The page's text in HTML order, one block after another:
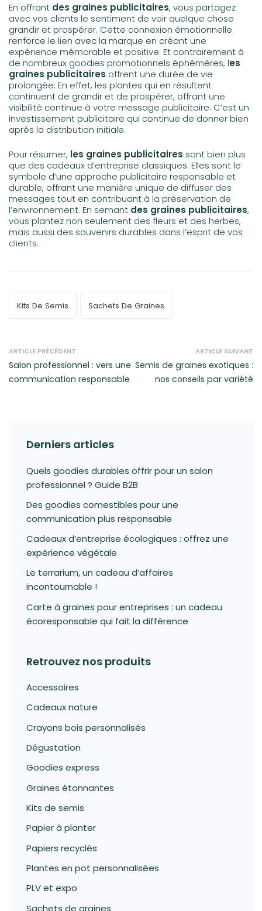
En offrant des graines publicitaires, vous partagez
avec vos clients le sentiment de voir quelque chose
grandir et prospérer. Cette connexion émotionnelle
renforce le lien avec la marque en créant une
expérience mémorable et positive. Et contrairement à
de nombreux goodies promotionnels éphémères, les
graines publicitaires offrent une durée de vie
prolongée. En effet, les plantes qui en résultent
continuent de grandir et de prospérer, offrant une
visibilité continue à votre message publicitaire. C’est un
investissement publicitaire qui continue de donner bien
après la distribution initiale.
Pour résumer, les graines publicitaires sont bien plus
que des cadeaux d’entreprise classiques. Elles sont le
symbole d’une approche publicitaire responsable et
durable, offrant une manière unique de diffuser des
messages tout en contribuant à la préservation de
l’environnement. En semant des graines publicitaires,
vous plantez non seulement des fleurs et des herbes,
mais aussi des souvenirs durables dans l’esprit de vos
clients.
Kits De Semis Sachets De Graines
ARTICLE PRÉCÉDENT
Salon professionnel : vers une
communication responsable
ARTICLE SUIVANT
Semis de graines exotiques :
nos conseils par variété
Derniers articles
Quels goodies durables offrir pour un salon
professionnel ? Guide B2B
Des goodies comestibles pour une
communication plus responsable
Cadeaux d’entreprise écologiques : offrez une
expérience végétale
Le terrarium, un cadeau d’affaires
incontournable !
Carte à graines pour entreprises : un cadeau
écoresponsable qui fait la différence
Retrouvez nos produits
Accessoires
Cadeaux nature
Crayons bois personnalisés
Dégustation
Goodies express
Graines étonnantes
Kits de semis
Papier à planter
Papiers recyclés
Plantes en pot personnalisées
PLV et expo
Sachets de graines